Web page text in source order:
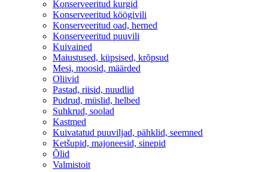
Konserveeritud kurgid
Konserveeritud köögivili
Konserveeritud oad, herned
Konserveeritud puuvili
Kuivained
Maiustused, küpsised, krõpsud
Mesi, moosid, määrded
Oliivid
Pastad, riisid, nuudlid
Pudrud, müslid, helbed
Suhkrud, soolad
Kastmed
Kuivatatud puuviljad, pähklid, seemned
Ketšupid, majoneesid, sinepid
Õlid
Valmistoit